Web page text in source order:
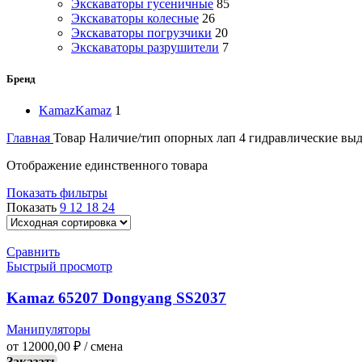
Экскаваторы гусеничные 85
Экскаваторы колесные 26
Экскаваторы погрузчики 20
Экскаваторы разрушители 7
Бренд
KamazKamaz 1
Главная Товар Наличие/тип опорных лап 4 гидравлические
Отображение единственного товара
Показать фильтры
Показать 9 12 18 24
Сравнить
Быстрый просмотр
Kamaz 65207 Dongyang SS2037
Манипуляторы
от 12000,00 ₽ / смена